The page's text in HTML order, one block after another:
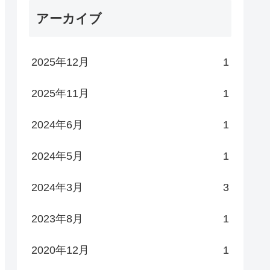
アーカイブ
2025年12月 1
2025年11月 1
2024年6月 1
2024年5月 1
2024年3月 3
2023年8月 1
2020年12月 1